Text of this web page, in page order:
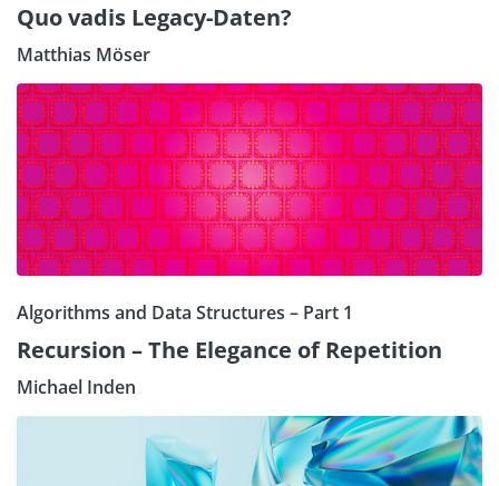
Quo vadis Legacy-Daten?
Matthias Möser
Algorithms and Data Structures – Part 1
Recursion – The Elegance of Repetition
Michael Inden